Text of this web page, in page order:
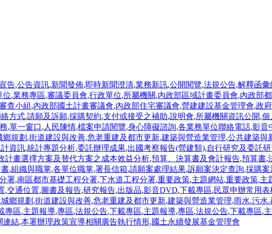
告,公告資訊,新聞發佈,即時新聞澄清,業務新訊,公開閱覽,法規公告,解釋函彙
位,業務專區,審議委員會,行政單位,所屬機關,內政部區域計畫委員會,內政部
查小組,內政部國土計畫審議會,內政部住宅審議會,營建建設基金管理會,政
方式,請願及訴願,採購契約,支付或接受之補助,說明會,所屬機關資訊公開,個
,單一窗口, 人民陳情,檔案申請閱覽,身心障礙諮詢,各業務單位聯絡電話,影音
鄉規劃 ,街道建設與改善,危老重建及都市更新,建築與營造業管理,公共建築與
資訊,統計專題分析,委託辦理成果,出國考察報告(營建類),自行研究及委託
計畫選擇方案及替代方案之成本效益分析,預算、決算書及會計報告,預算書,
,組織與職掌,各單位職掌,署長信箱,請願案處理結果,訴願案決定查詢,採購案
署,南區都市基礎工程分署,下水道工程分署,重要政策,主題網站,重要政策,主
,交通位置,圖書及報告,研究報告,出版品,影音DVD,下載專區,民眾申辦常用表
鄉規劃 ,街道建設與改善,危老重建及都市更新,建築與營造業管理,雨水.污水.
專區,主題報導,專區,法規公告,下載專區,主題報導,專區,法規公告,下載專區,
連結,本署辦理政策宣導相關廣告執行情形,國土永續發展基金管理會